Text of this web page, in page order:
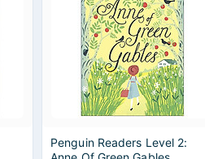
Penguin Readers Level 2: